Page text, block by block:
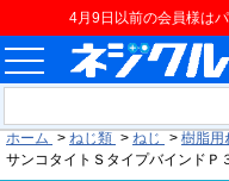
4月9日以前の会員様は
ホーム > ねじ類 > ねじ > 樹脂用
サンコタイトＳタイプバインドＰ